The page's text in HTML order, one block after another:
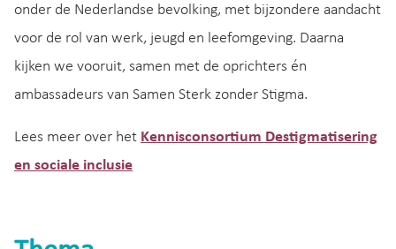
onder de Nederlandse bevolking, met bijzondere aandacht
voor de rol van werk, jeugd en leefomgeving. Daarna
kijken we vooruit, samen met de oprichters én
ambassadeurs van Samen Sterk zonder Stigma.
Lees meer over het Kennisconsortium Destigmatisering
en sociale inclusie